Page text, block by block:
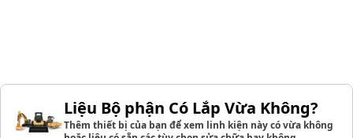
Liệu Bộ phận Có Lắp Vừa Không?
Thêm thiết bị của bạn để xem linh kiện này có vừa không